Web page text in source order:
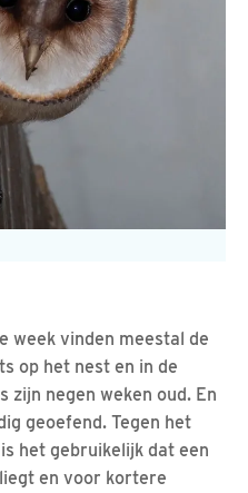
week vinden meestal de
op het nest en in de
zijn negen weken oud. En
geoefend. Tegen het
het gebruikelijk dat een
en voor kortere